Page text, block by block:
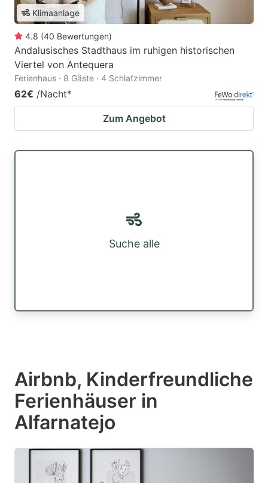
Klimaanlage
4.8 (40 Bewertungen)
Andalusisches Stadthaus im ruhigen historischen
Viertel von Antequera
Ferienhaus · 8 Gäste · 4 Schlafzimmer
62€ /Nacht*
Zum Angebot
Suche alle
Airbnb, Kinderfreundliche
Ferienhäuser in
Alfarnatejo